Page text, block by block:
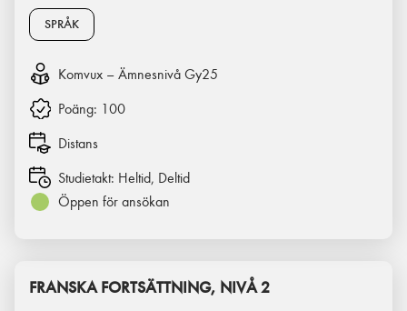
SPRÅK
Komvux – Ämnesnivå Gy25
Poäng: 100
Distans
Studietakt: Heltid, Deltid
Öppen för ansökan
FRANSKA FORTSÄTTNING, NIVÅ 2